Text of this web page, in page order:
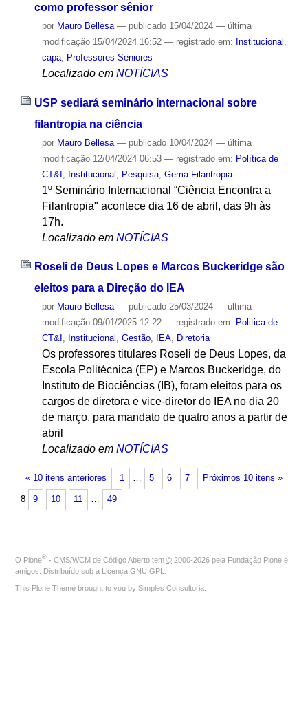
como professor sênior
por Mauro Bellesa — publicado15/04/2024 — última
modificação15/04/2024 16:52 — registrado em: Institucional
capa, Professores Seniores
Localizado em NOTÍCIAS
USP sediará seminário internacional sobre
filantropia na ciência
por Mauro Bellesa — publicado10/04/2024 — última
modificação12/04/2024 06:53 — registrado em: Política de
CT&I
Institucional Pesquisa, Gema Filantropia
1º Seminário Internacional “Ciência Encontra a
Filantropia" acontece dia 16 de abril, das 9h às
17h.
Localizado em NOTÍCIAS
Roseli de Deus Lopes e Marcos Buckeridge são
eleitos para a Direção do IEA
por Mauro Bellesa — publicado25/03/2024 — última
modificação09/01/2025 12:22 — registrado em: Politica de
CT&I , Institucional , Gestão, IEA, Diretoria
Os professores titulares Roseli de Deus Lopes, da
Escola Politécnica (EP) e Marcos Buckeridge, do
Instituto de Biociências (IB), foram eleitos para os
cargos de diretora e vice-diretor do IEA no dia 20
de março, para mandato de quatro anos a partir de
abril
Localizado em NOTÍCIAS
« 10 itens anteriores Próximos 10 itens »
1 … 5 6 7
8 9 10 11 … 49
O Plone® - CMS/WCM de Código Aberto tem © 2000-2026 pela Fundação Plone e
amigos. Distribuído sob a Licença GNU GPL
This Plone Theme brought to you by Simples Consultoria